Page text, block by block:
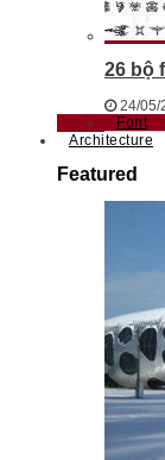
26 bộ
24/05/
Font
Architecture
Featured